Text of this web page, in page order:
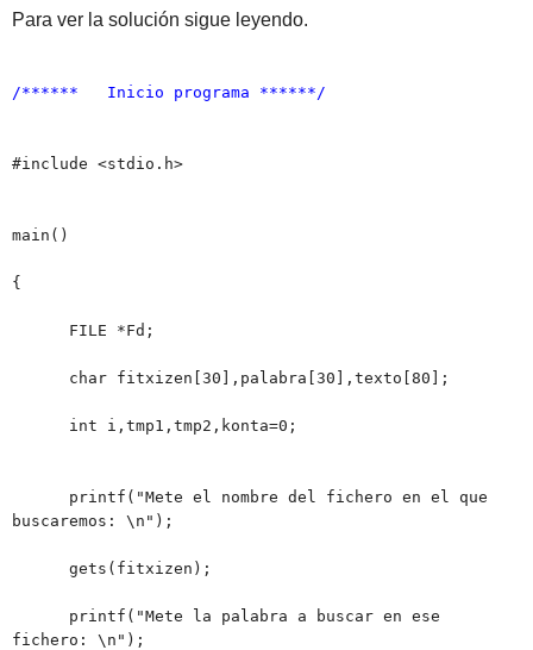
Para ver la solución sigue leyendo.
/****** Inicio programa ******/
#include <stdio.h>
main()
{
FILE *Fd;
char fitxizen[30],palabra[30],texto[80];
int i,tmp1,tmp2,konta=0;
printf("Mete el nombre del fichero en el que
buscaremos: \n");
gets(fitxizen);
printf("Mete la palabra a buscar en ese
fichero: \n");